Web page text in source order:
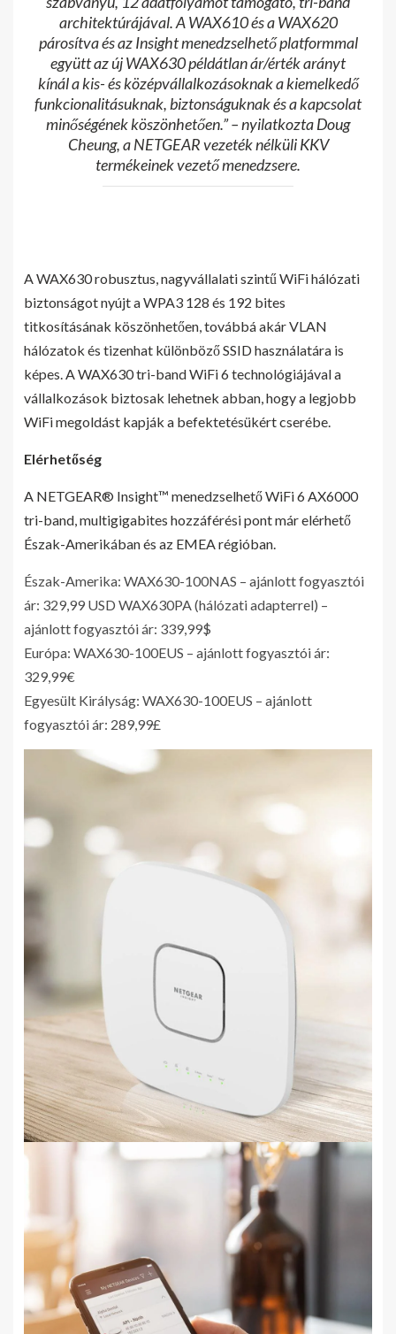
architektúrájával. A WAX610 és a WAX620
párosítva és az Insight menedzselhető platformmal
együtt az új WAX630 példátlan ár/érték arányt
kínál a kis- és középvállalkozásoknak a kiemelkedő
funkcionalitásuknak, biztonságuknak és a kapcsolat
minőségének köszönhetően.” – nyilatkozta Doug
Cheung, a NETGEAR vezeték nélküli KKV
termékeinek vezető menedzsere.
A WAX630 robusztus, nagyvállalati szintű WiFi hálózati
biztonságot nyújt a WPA3 128 és 192 bites
titkosításának köszönhetően, továbbá akár VLAN
hálózatok és tizenhat különböző SSID használatára is
képes. A WAX630 tri-band WiFi 6 technológiájával a
vállalkozások biztosak lehetnek abban, hogy a legjobb
WiFi megoldást kapják a befektetésükért cserébe.
Elérhetőség
A NETGEAR® Insight™ menedzselhető WiFi 6 AX6000
tri-band, multigigabites hozzáférési pont már elérhető
Észak-Amerikában és az EMEA régióban.
Észak-Amerika: WAX630-100NAS – ajánlott fogyasztói
ár: 329,99 USD WAX630PA (hálózati adapterrel) –
ajánlott fogyasztói ár: 339,99$
Európa: WAX630-100EUS – ajánlott fogyasztói ár:
329,99€
Egyesült Királyság: WAX630-100EUS – ajánlott
fogyasztói ár: 289,99£